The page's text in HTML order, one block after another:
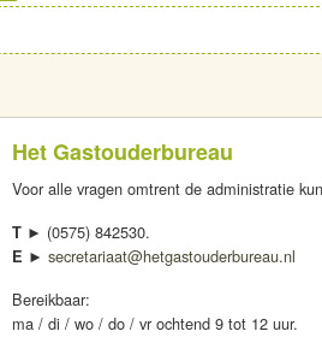
Het Gastouderbureau
Voor alle vragen omtrent de administratie
T ► (0575) 842530.
E ► secretariaat@hetgastouderbureau.nl
Bereikbaar:
ma / di / wo / do / vr ochtend 9 tot 12 uur.